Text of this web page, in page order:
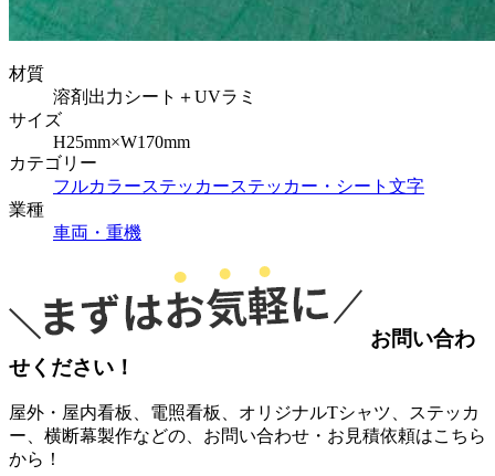
材質
溶剤出力シート＋UVラミ
サイズ
H25mm×W170mm
カテゴリー
フルカラーステッカーステッカー・シート文字
業種
車両・重機
お問い合わ
せください！
屋外・屋内看板、電照看板、オリジナルTシャツ、ステッカ
ー、横断幕製作などの、お問い合わせ・お見積依頼はこちら
から！